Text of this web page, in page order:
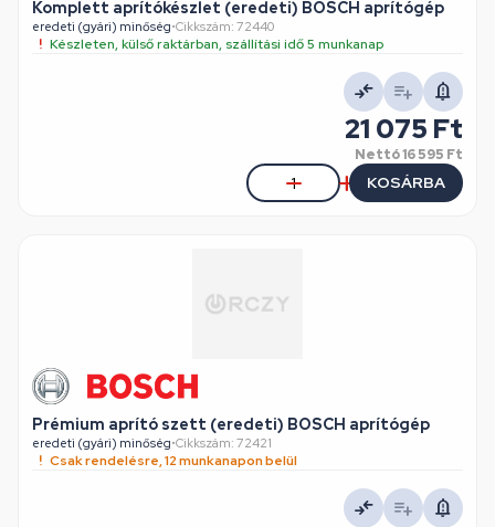
Komplett aprítókészlet (eredeti) BOSCH aprítógép
eredeti (gyári) minőség•Cikkszám: 72440
Készleten, külső raktárban, szállítási idő 5 munkanap
21 075 Ft
Nettó16 595 Ft
KOSÁRBA
Prémium aprító szett (eredeti) BOSCH aprítógép
eredeti (gyári) minőség•Cikkszám: 72421
Csak rendelésre, 12 munkanapon belül